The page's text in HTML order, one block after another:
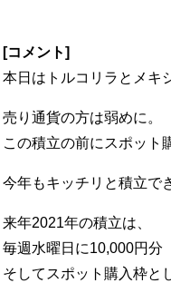
[コメント]
本日はトルコリラとメキ
売り通貨の方は弱めに。
この積立の前にスポット
今年もキッチリと積立で
来年2021年の積立は、
毎週水曜日に10,000円分
そしてスポット購入枠と